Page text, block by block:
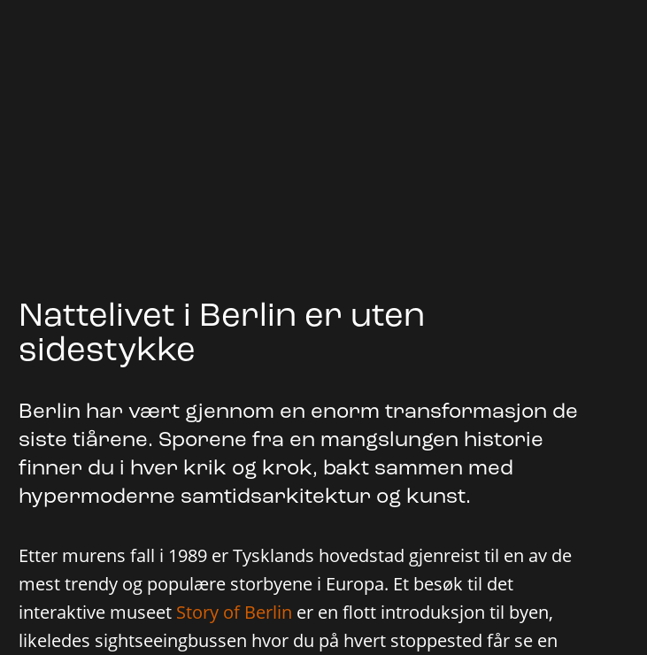
Nattelivet i Berlin er uten
sidestykke
Berlin har vært gjennom en enorm transformasjon de
siste tiårene. Sporene fra en mangslungen historie
finner du i hver krik og krok, bakt sammen med
hypermoderne samtidsarkitektur og kunst.
Etter murens fall i 1989 er Tysklands hovedstad gjenreist til en av de
mest trendy og populære storbyene i Europa. Et besøk til det
interaktive museet Story of Berlin er en flott introduksjon til byen,
likeledes sightseeingbussen hvor du på hvert stoppested får se en